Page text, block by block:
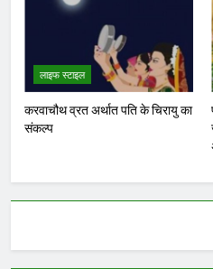
लाइफ स्टाइल
करवाचौथ व्रत अर्थात पति के चिरायु का
संकल्प